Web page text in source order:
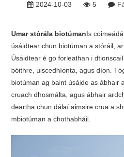
2024-10-03 5
Umar stórála biotúmanIs
úsáidtear chun biotúman a stóráil,
Úsáidtear é go forleathan i
bóithre, uiscedhíonta, agus díon.
biotúman ag baint úsáide as ábhair
cruach dhosmálta, agus ábhair
deartha chun dálaí aimsire crua a
mbiotúman a chothabháil.